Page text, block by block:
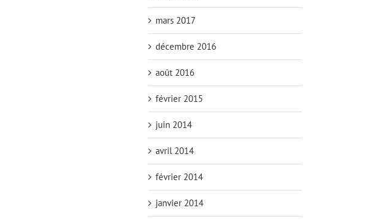
mars 2017
décembre 2016
août 2016
février 2015
juin 2014
avril 2014
février 2014
janvier 2014